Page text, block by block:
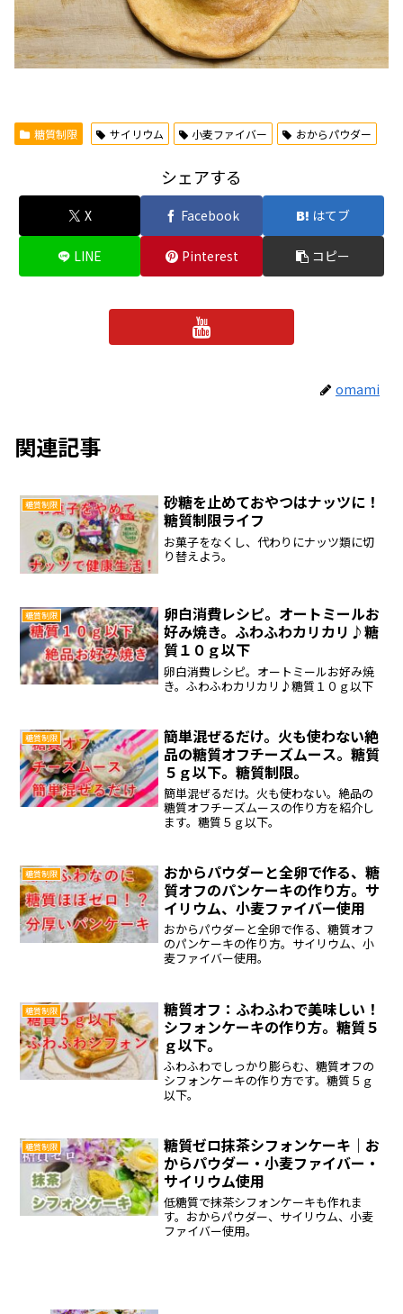
糖質制限 サイリウム 小麦ファイバー おからパウダー
シェアする
X Facebook はてブ
LINE Pinterest コピー
omami
関連記事
糖質制限
砂糖を止めておやつはナッツに！
糖質制限ライフ
お菓子をなくし、代わりにナッツ類に切
り替えよう。
糖質制限
卵白消費レシピ。オートミールお
好み焼き。ふわふわカリカリ♪糖
質１０ｇ以下
卵白消費レシピ。オートミールお好み焼
き。ふわふわカリカリ♪糖質１０ｇ以下
糖質制限
簡単混ぜるだけ。火も使わない絶
品の糖質オフチーズムース。糖質
５ｇ以下。糖質制限。
簡単混ぜるだけ。火も使わない。絶品の
糖質オフチーズムースの作り方を紹介し
ます。糖質５ｇ以下。
糖質制限
おからパウダーと全卵で作る、糖
質オフのパンケーキの作り方。サ
イリウム、小麦ファイバー使用
おからパウダーと全卵で作る、糖質オフ
のパンケーキの作り方。サイリウム、小
麦ファイバー使用。
糖質制限
糖質オフ：ふわふわで美味しい！
シフォンケーキの作り方。糖質５
ｇ以下。
ふわふわでしっかり膨らむ、糖質オフの
シフォンケーキの作り方です。糖質５ｇ
以下。
糖質制限
糖質ゼロ抹茶シフォンケーキ｜お
からパウダー・小麦ファイバー・
サイリウム使用
低糖質で抹茶シフォンケーキも作れま
す。おからパウダー、サイリウム、小麦
ファイバー使用。